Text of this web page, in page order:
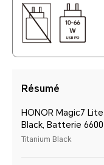
Résumé
HONOR Magic7
Black, Batterie
d'autonomie, Écran
Titanium Black